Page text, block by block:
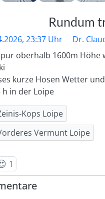
Rundum
23:37 Uhr
Dr.
oberhalb 1600m Höhe
kurze Hosen Wetter
h in der Loipe
Kops Loipe
Vermunt Loipe
1